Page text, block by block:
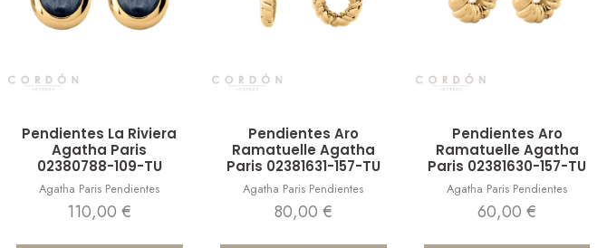
Pendientes La Riviera
Agatha Paris
02380788-109-TU
Agatha Paris Pendientes
110,00€
Pendientes Aro
Ramatuelle Agatha
Paris 02381631-157-TU
Agatha Paris Pendientes
80,00 €
Pendientes Aro
Ramatuelle Agatha
Paris 02381630-157-TU
Agatha Paris Pendientes
60,00€